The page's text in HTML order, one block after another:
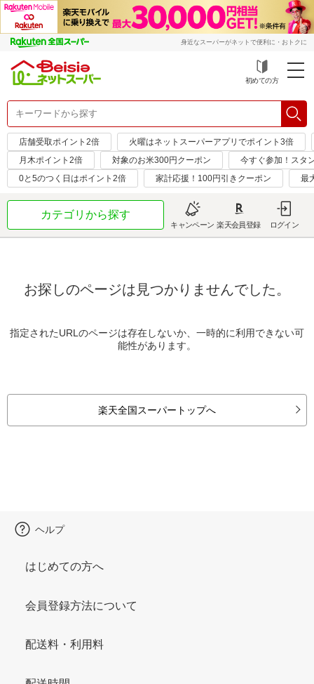
身近なスーパーがネットで便利に・おトクに
初めての方
店舗受取ポイント2倍
火曜はネットスーパーアプリでポイント3倍
月木ポイント2倍
対象のお米300円クーポン
今すぐ参加！スタ
0と5のつく日はポイント2倍
家計応援！100円引きクーポン 最
カテゴリから探す
キャンペーン 楽天会員登録 ログイン
お探しのページは見つかりませんでした。
指定されたURLのページは存在しないか、一時的に利用できない可
能性があります。
楽天全国スーパートップへ
ヘルプ
はじめての方へ
会員登録方法について
配送料・利用料